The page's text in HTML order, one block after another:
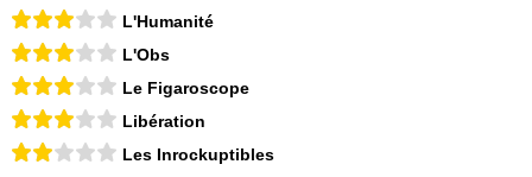
L'Humanité
L'Obs
Le Figaroscope
Libération
Les Inrockuptibles